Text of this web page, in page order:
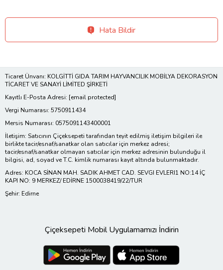
Hata Bildir
Ticaret Ünvanı: KOLGİTTİ GIDA TARIM HAYVANCILIK MOBİLYA DEKORASYON
TİCARET VE SANAYİ LİMİTED ŞİRKETİ
Kayıtlı E-Posta Adresi: [email protected]
Vergi Numarası: 5750911434
Mersis Numarası: 0575091143400001
İletişim: Satıcının Çiçeksepeti tarafından teyit edilmiş iletişim bilgileri ile
birlikte tacir/esnaf/sanatkar olan satıcılar için merkez adresi;
tacir/esnaf/sanatkar olmayan satıcılar için merkez adresinin bulunduğu il
bilgisi, ad, soyad ve T.C. kimlik numarası kayıt altında bulunmaktadır.
Adres: KOCA SİNAN MAH. SADIK AHMET CAD. SEVGI EVLERI1 NO:14 İÇ
KAPI NO: 9 MERKEZ/ EDİRNE 1500038419/22/TUR
Şehir: Edirne
Çiçeksepeti Mobil Uygulamamızı İndirin